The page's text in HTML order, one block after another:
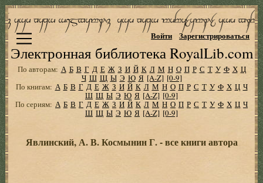
Электронная библиотека RoyalLib.com
Войти Зарегистрироваться
По авторам: А Б В Г Д Е Ж З И Й К Л М Н О П Р С Т У Ф Х Ц
Ч Ш Щ Ы Э Ю Я [A-Z] [0-9]
По книгам: А Б В Г Д Е Ж З И Й К Л М Н О П Р С Т У Ф Х Ц Ч
Ш Щ Ы Э Ю Я [A-Z] [0-9]
По сериям: А Б В Г Д Е Ж З И Й К Л М Н О П Р С Т У Ф Х Ц Ч
Ш Щ Ы Э Ю Я [A-Z] [0-9]
Явлинский, А. В. Космынин Г. - все книги автора